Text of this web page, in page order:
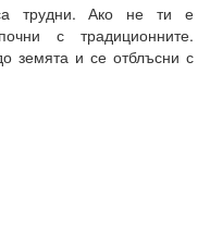
трудни. Ако не ти е
с традиционните.
земята и се отблъсни с